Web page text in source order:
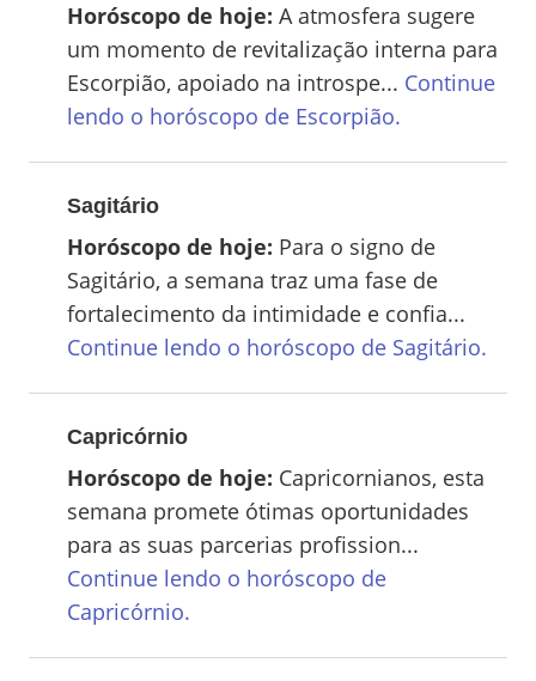
Horóscopo de hoje: A atmosfera sugere
um momento de revitalização interna para
Escorpião, apoiado na introspe... Continue
lendo o horóscopo de Escorpião.
Sagitário
Horóscopo de hoje: Para o signo de
Sagitário, a semana traz uma fase de
fortalecimento da intimidade e confia...
Continue lendo o horóscopo de Sagitário.
Capricórnio
Horóscopo de hoje: Capricornianos, esta
semana promete ótimas oportunidades
para as suas parcerias profission...
Continue lendo o horóscopo de
Capricórnio.